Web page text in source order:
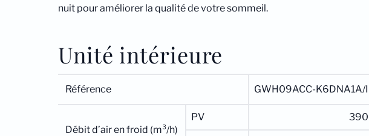
nuit pour améliorer la qualité de votre sommeil.
Unité intérieure
Référence GWH09ACC-K6DNA1A/I
Débit d’air en froid (m³/h)
PV 390